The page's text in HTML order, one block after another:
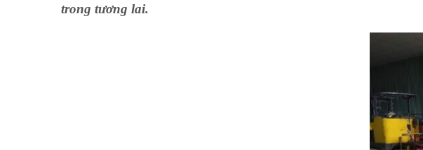
trong tương lai.